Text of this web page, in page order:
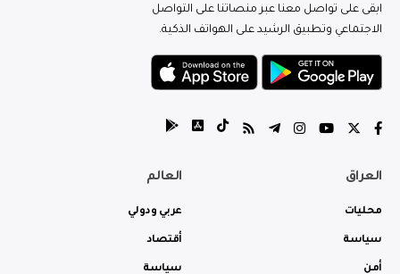
ابقى على تواصل معنا عبر منصاتنا على التواصل
الاجتماعي وتطبيق الرشيد على الهواتف الذكية.
العراق
محليات
سياسة
أمن
العالم
عربي ودولي
أقتصاد
سياسة